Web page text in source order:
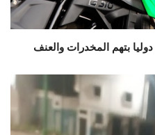
بتهم المخدرات والعنف